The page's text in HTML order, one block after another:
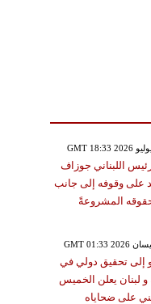
اللبناني جوزاف
على وقوفه إلى جانب
المشروعةً
إلى تحقيق دولي في
و لبنان يعلن الخميس
على ضحاياه